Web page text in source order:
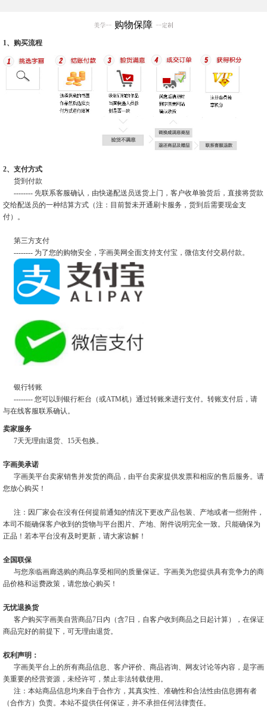
购物保障
1、购买流程
2、支付方式
货到付款
-------- 先联系客服确认，由快递配送员送货上门，客户收单验货后，直接将货款
交给配送员的一种结算方式（注：目前暂未开通刷卡服务，货到后需要现金支
付）。
第三方支付
-------- 为了您的购物安全，字画美网全面支持支付宝，微信支付交易付款。
银行转账
-------- 您可以到银行柜台（或ATM机）通过转账来进行支付。转账支付后，请
与在线客服联系确认。
卖家服务
7天无理由退货、15天包换。
字画美承诺
字画美平台卖家销售并发货的商品，由平台卖家提供发票和相应的售后服务。请
您放心购买！
注：因厂家会在没有任何提前通知的情况下更改产品包装、产地或者一些附件，
本司不能确保客户收到的货物与平台图片、产地、附件说明完全一致。只能确保为
正品！若本平台没有及时更新，请大家谅解！
全国联保
与您亲临画廊选购的商品享受相同的质量保证。字画美为您提供具有竞争力的商
品价格和运费政策，请您放心购买！
无忧退换货
客户购买字画美自营商品7日内（含7日，自客户收到商品之日起计算），在保证
商品完好的前提下，可无理由退货。
权利声明：
字画美平台上的所有商品信息、客户评价、商品咨询、网友讨论等内容，是字画
美重要的经营资源，未经许可，禁止非法转载使用。
注：本站商品信息均来自于合作方，其真实性、准确性和合法性由信息拥有者
（合作方）负责。本站不提供任何保证，并不承担任何法律责任。